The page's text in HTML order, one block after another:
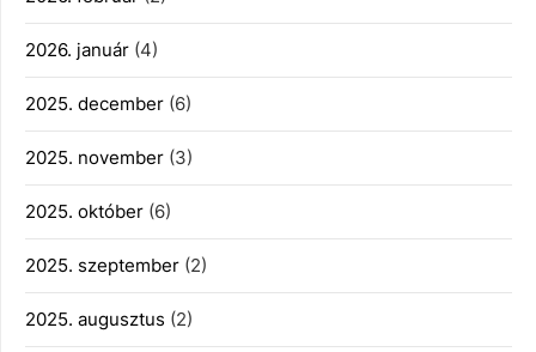
2026. január (4)
2025. december (6)
2025. november (3)
2025. október (6)
2025. szeptember (2)
2025. augusztus (2)